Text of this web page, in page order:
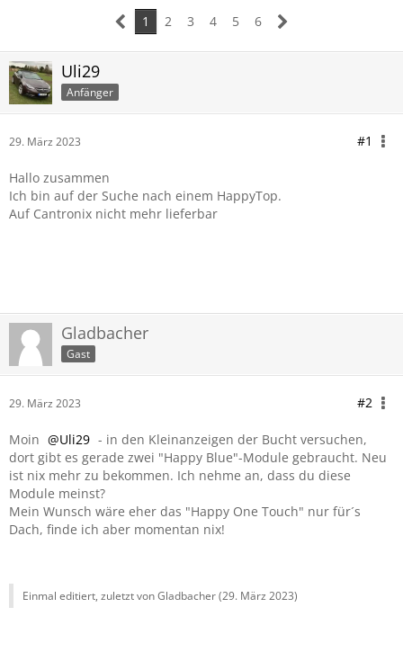
1
2 3 4 5 6
Uli29
Anfänger
29. März 2023 #1
Hallo zusammen
Ich bin auf der Suche nach einem HappyTop.
Auf Cantronix nicht mehr lieferbar
Gladbacher
Gast
29. März 2023 #2
Moin Uli29 - in den Kleinanzeigen der Bucht versuchen,
dort gibt es gerade zwei "Happy Blue"-Module gebraucht. Neu
ist nix mehr zu bekommen. Ich nehme an, dass du diese
Module meinst?
Mein Wunsch wäre eher das "Happy One Touch" nur für´s
Dach, finde ich aber momentan nix!
Einmal editiert, zuletzt von Gladbacher (29. März 2023)